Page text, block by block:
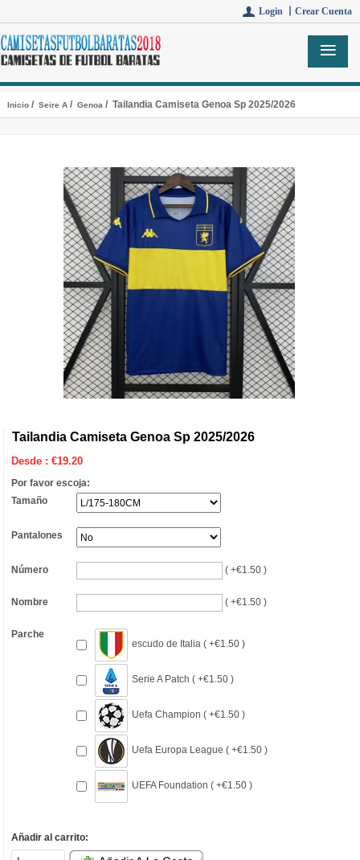
Login 丨 Crear Cuenta
Inicio/ Seire A/ Genoa/ Tailandia Camiseta Genoa Sp 2025/2026
Tailandia Camiseta Genoa Sp 2025/2026
Desde :€19.20
Por favor escoja:
Tamaño
Pantalones
Número ( +€1.50 )
Nombre ( +€1.50 )
Parche
escudo de Italia ( +€1.50 )
Serie A Patch ( +€1.50 )
Uefa Champion ( +€1.50 )
Uefa Europa League ( +€1.50 )
UEFA Foundation ( +€1.50 )
Añadir al carrito: